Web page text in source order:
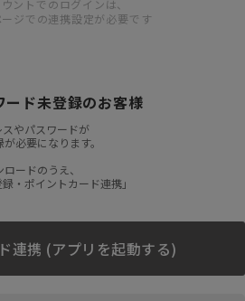
ントでのログインは、
ジでの連携設定が必要です
ード未登録のお客様
やパスワードが
必要になります。
ードのうえ、
・ポイントカード連携」
連携 (アプリを起動する)